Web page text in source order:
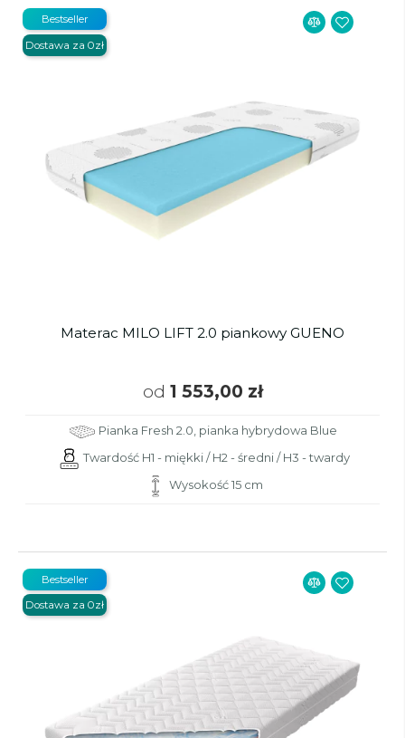
Materac MILO LIFT 2.0 piankowy GUENO
od 1 553,00 zł
Pianka Fresh 2.0, pianka hybrydowa Blue
Twardość H1 - miękki / H2 - średni / H3 - twardy
Wysokość 15 cm
Bestseller
Dostawa za 0zł
Bestseller
Dostawa za 0zł